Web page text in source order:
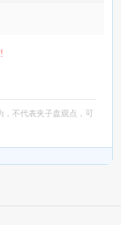
，不代表夹子盘观点，可